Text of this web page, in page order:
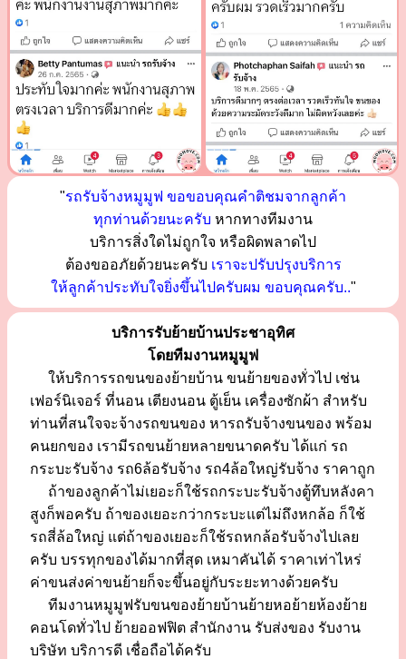
"รถรับจ้างหมูมูฟ ขอขอบคุณคำติชมจากลูกค้า
ทุกท่านด้วยนะครับ หากทางทีมงาน
บริการสิ่งใดไม่ถูกใจ หรือผิดพลาดไป
ต้องขออภัยด้วยนะครับ เราจะปรับปรุงบริการ
ให้ลูกค้าประทับใจยิ่งขึ้นไปครับผม ขอบคุณครับ.."
บริการรับย้ายบ้านประชาอุทิศ
โดยทีมงานหมูมูฟ
ให้บริการรถขนของย้ายบ้าน ขนย้ายของทั่วไป เช่น
เฟอร์นิเจอร์ ที่นอน เตียงนอน ตู้เย็น เครื่องซักผ้า สำหรับ
ท่านที่สนใจจะจ้างรถขนของ หารถรับจ้างขนของ พร้อม
คนยกของ เรามีรถขนย้ายหลายขนาดครับ ได้แก่ รถ
กระบะรับจ้าง รถ6ล้อรับจ้าง รถ4ล้อใหญ่รับจ้าง ราคาถูก
ถ้าของลูกค้าไม่เยอะก็ใช้รถกระบะรับจ้างตู้ทึบหลังคา
สูงก็พอครับ ถ้าของเยอะกว่ากระบะแต่ไม่ถึงหกล้อ ก็ใช้
รถสี่ล้อใหญ่ แต่ถ้าของเยอะก็ใช้รถหกล้อรับจ้างไปเลย
ครับ บรรทุกของได้มากที่สุด เหมาคันได้ ราคาเท่าไหร่
ค่าขนส่งค่าขนย้ายก็จะขึ้นอยู่กับระยะทางด้วยครับ
ทีมงานหมูมูฟรับขนของย้ายบ้านย้ายหอย้ายห้องย้าย
คอนโดทั่วไป ย้ายออฟฟิต สำนักงาน รับส่งของ รับงาน
บริษัท บริการดี เชื่อถือได้ครับ